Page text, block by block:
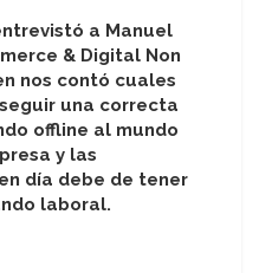
a Manuel
& Digital Non
nos contó cuales
una correcta
offline al mundo
y las
día debe de tener
laboral.